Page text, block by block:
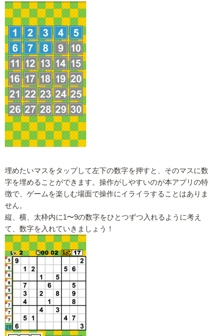
埋めたいマスをタップして左下の数字を押すと、そのマスに数
字を埋めることができます。操作がしやすいのが本アプリの特
徴で、ゲームを楽しむ場面で操作にイライラすることはありま
せん。
縦、横、太枠内に1〜9の数字をひとつずつ入れるように考え
て、数字を入れていきましょう！